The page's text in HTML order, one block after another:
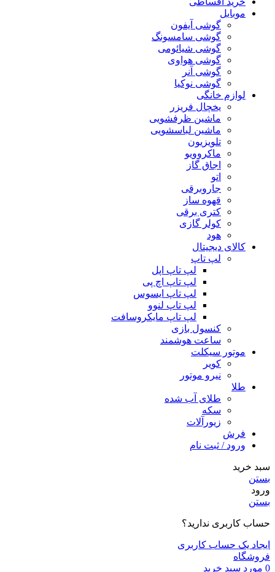
موبایل
گوشی آیفون
گوشی سامسونگ
گوشی شیائومی
گوشی هواوی
گوشی آنر
گوشی نوکیا
لوازم خانگی
یخچال فریزر
ماشین ظرفشویی
ماشین لباسشویی
تلویزیون
ماکروویو
اجاق گاز
اتو
جاروبرقی
قهوه ساز
کتری برقی
کولر گازی
هود
کالای دیجیتال
لپ تاپ
لپ تاپ اپل
لپ تاپ اچ پی
لپ تاپ ایسوس
لپ تاپ لنوو
لپ تاپ مایکروسافت
کنسول بازی
ساعت هوشمند
موتور سیکلت
کویر
نیرو موتور
طلا
طلای آب شده
سکه
زیورآلات
فرش
ورود / ثبت نام
سبد خرید
بستن
ورود
بستن
حساب کاربری ندارید؟
ایجاد یک حساب کاربری
فروشگاه
0 مورد سبد خرید